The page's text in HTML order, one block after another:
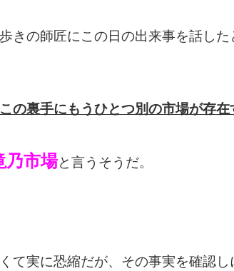
きの師匠にこの日の出来事を話し
の裏手にもうひとつ別の市場が存在
乃市場と言うそうだ。
て実に恐縮だが、その事実を確認